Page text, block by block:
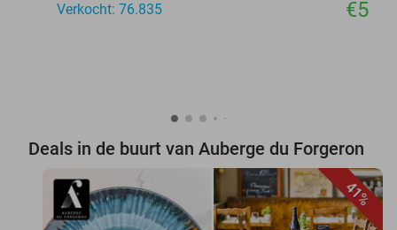
Verkocht: 76.835
€5
Deals in de buurt van Auberge du Forgeron
41%